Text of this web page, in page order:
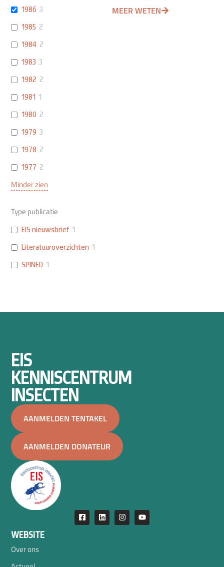
1986 3
1985 2
1984 2
1983 3
1982 2
1981 1
1980 2
1979 3
1978 2
1977 2
Minder zien
Type publicatie
EIS nieuwsbrief 1
Literatuuroverzichten 1
SPINED 1
MEER WETEN
EIS
KENNISCENTRUM
INSECTEN
AANMELDEN TENTAKEL
AANMELDEN DONATEUR
WEBSITE
Over ons